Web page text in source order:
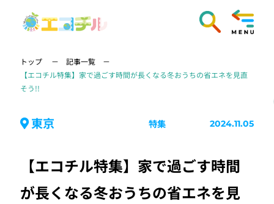
トップ
記事一覧
【エコチル特集】家で過ごす時間が長くなる冬おうちの省エネを見直
そう!!
東京 特集 2024.11.05
【エコチル特集】家で過ごす時間
が長くなる冬おうちの省エネを見